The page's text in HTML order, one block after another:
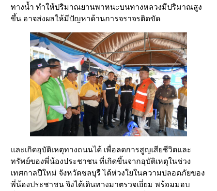
ทางน้ำ ทำให้ปริมาณยานพาหนะบนทางหลวงมีปริมาณสูง
ขึ้น อาจส่งผลให้มีปัญหาด้านการจราจรติดขัด
และเกิดอุบัติเหตุทางถนนได้ เพื่อลดการสูญเสียชีวิตและ
ทรัพย์ของพี่น้องประชาชน ที่เกิดขึ้นจากอุบัติเหตุในช่วง
เทศกาลปีใหม่ จังหวัดชลบุรี ได้ห่วงใยในความปลอดภัยของ
พี่น้องประชาชน จึงได้เดินทางมาตรวจเยี่ยม พร้อมมอบ